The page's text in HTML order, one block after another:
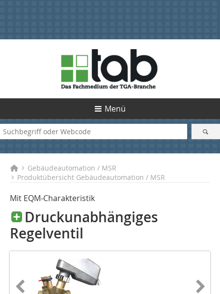
Menü
Gebäudeautomation / MSR
Produktübersicht Gebäudeautomation / MSR
Mit EQM-Charakteristik
Druckunabhängiges
Regelventil